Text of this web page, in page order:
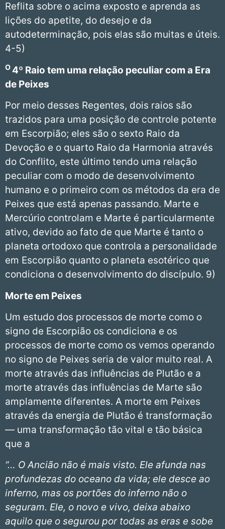
Reflita sobre o acima exposto e aprenda as
lições do apetite, do desejo e da
autodeterminação, pois elas são muitas e úteis.
4-5)
O 4º Raio tem uma relação peculiar com a Era
de Peixes
Por meio desses Regentes, dois raios são
trazidos para uma posição de controle potente
em Escorpião; eles são o sexto Raio da
Devoção e o quarto Raio da Harmonia através
do Conflito, este último tendo uma relação
peculiar com o modo de desenvolvimento
humano e o primeiro com os métodos da era de
Peixes que está apenas passando. Marte e
Mercúrio controlam e Marte é particularmente
ativo, devido ao fato de que Marte é tanto o
planeta ortodoxo que controla a personalidade
em Escorpião quanto o planeta esotérico que
condiciona o desenvolvimento do discípulo. 9)
Morte em Peixes
Um estudo dos processos de morte como o
signo de Escorpião os condiciona e os
processos de morte como os vemos operando
no signo de Peixes seria de valor muito real. A
morte através das influências de Plutão e a
morte através das influências de Marte são
amplamente diferentes. A morte em Peixes
através da energia de Plutão é transformação
— uma transformação tão vital e tão básica
que a
“… O Ancião não é mais visto. Ele afunda nas
profundezas do oceano da vida; ele desce ao
inferno, mas os portões do inferno não o
seguram. Ele, o novo e vivo, deixa abaixo
aquilo que o segurou por todas as eras e sobe